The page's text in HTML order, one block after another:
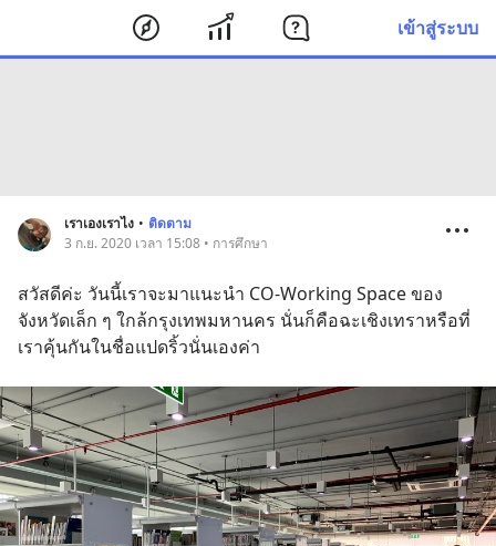
เข้าสู่ระบบ
เราเองเราไง • ติดตาม
3 ก.ย. 2020 เวลา 15:08 • การศึกษา
สวัสดีค่ะ วันนี้เราจะมาแนะนำ CO-Working Space ของ
จังหวัดเล็ก ๆ ใกล้กรุงเทพมหานคร นั่นก็คือฉะเชิงเทราหรือที่
เราคุ้นกันในชื่อแปดริ้วนั่นเองค่า